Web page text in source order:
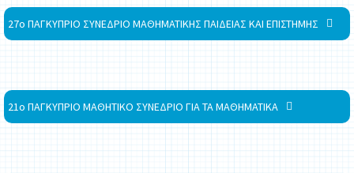
27ο ΠΑΓΚΥΠΡΙΟ ΣΥΝΕΔΡΙΟ ΜΑΘΗΜΑΤΙΚΗΣ ΠΑΙΔΕΙΑΣ ΚΑΙ ΕΠΙΣΤΗΜΗΣ
21ο ΠΑΓΚΥΠΡΙΟ ΜΑΘΗΤΙΚΟ ΣΥΝΕΔΡΙΟ ΓΙΑ ΤΑ ΜΑΘΗΜΑΤΙΚΑ